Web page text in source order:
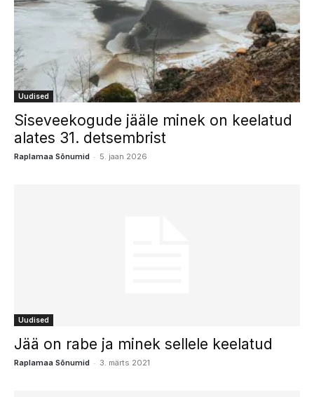
Uudised
Siseveekogude jääle minek on keelatud
alates 31. detsembrist
Raplamaa Sõnumid - 5. jaan 2026
Uudised
Jää on rabe ja minek sellele keelatud
Raplamaa Sõnumid - 3. märts 2021